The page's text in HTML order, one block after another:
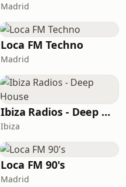
Madrid
Loca FM Techno
Madrid
Ibiza Radios - Deep House
Ibiza
Loca FM 90's
Madrid